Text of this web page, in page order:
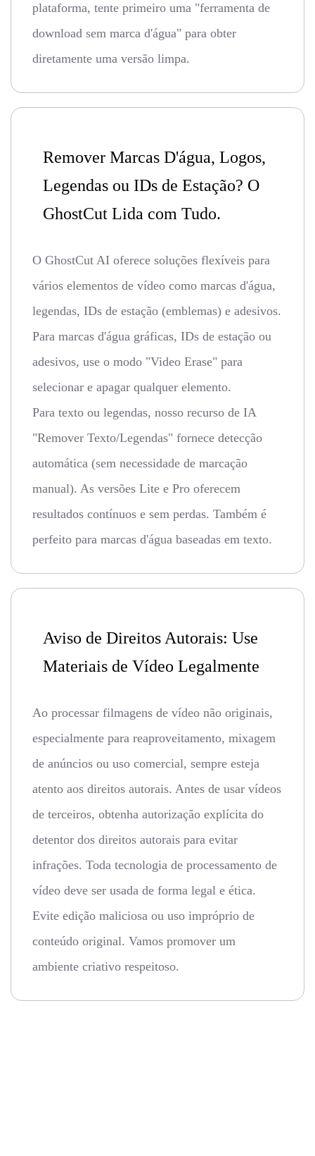
plataforma, tente primeiro uma "ferramenta de
download sem marca d'água" para obter
diretamente uma versão limpa.
Remover Marcas D'água, Logos,
Legendas ou IDs de Estação? O
GhostCut Lida com Tudo.
O GhostCut AI oferece soluções flexíveis para
vários elementos de vídeo como marcas d'água,
legendas, IDs de estação (emblemas) e adesivos.
Para marcas d'água gráficas, IDs de estação ou
adesivos, use o modo "Video Erase" para
selecionar e apagar qualquer elemento.
Para texto ou legendas, nosso recurso de IA
"Remover Texto/Legendas" fornece detecção
automática (sem necessidade de marcação
manual). As versões Lite e Pro oferecem
resultados contínuos e sem perdas. Também é
perfeito para marcas d'água baseadas em texto.
Aviso de Direitos Autorais: Use
Materiais de Vídeo Legalmente
Ao processar filmagens de vídeo não originais,
especialmente para reaproveitamento, mixagem
de anúncios ou uso comercial, sempre esteja
atento aos direitos autorais. Antes de usar vídeos
de terceiros, obtenha autorização explícita do
detentor dos direitos autorais para evitar
infrações. Toda tecnologia de processamento de
vídeo deve ser usada de forma legal e ética.
Evite edição maliciosa ou uso impróprio de
conteúdo original. Vamos promover um
ambiente criativo respeitoso.